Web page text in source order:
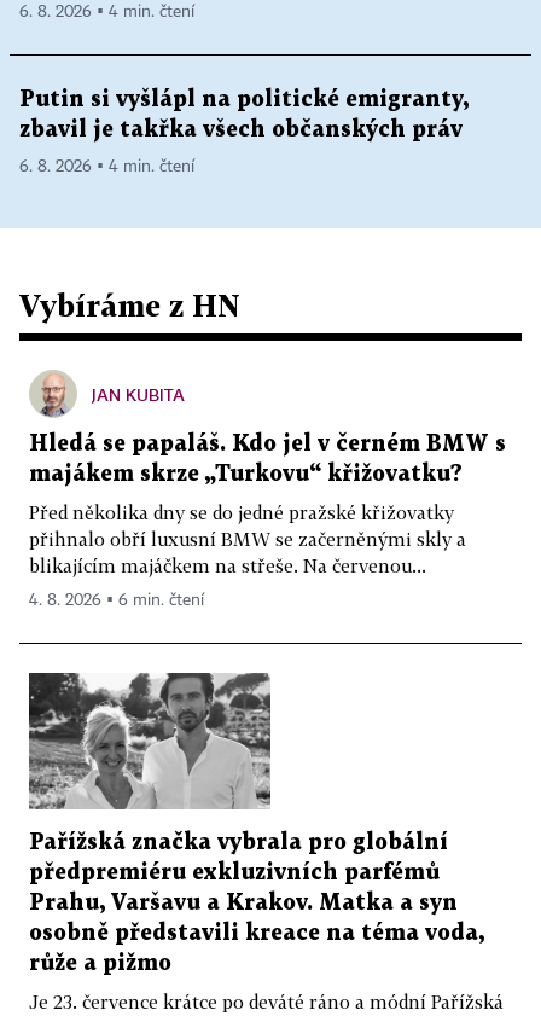
6. 8. 2026 ▪ 4 min. čtení
Putin si vyšlápl na politické emigranty,
zbavil je takřka všech občanských práv
6. 8. 2026 ▪ 4 min. čtení
Vybíráme z HN
JAN KUBITA
Hledá se papaláš. Kdo jel v černém BMW s
majákem skrze „Turkovu“ křižovatku?
Před několika dny se do jedné pražské křižovatky
přihnalo obří luxusní BMW se začerněnými skly a
blikajícím majáčkem na střeše. Na červenou...
4. 8. 2026 ▪ 6 min. čtení
Pařížská značka vybrala pro globální
předpremiéru exkluzivních parfémů
Prahu, Varšavu a Krakov. Matka a syn
osobně představili kreace na téma voda,
růže a pižmo
Je 23. července krátce po deváté ráno a módní Pařížská